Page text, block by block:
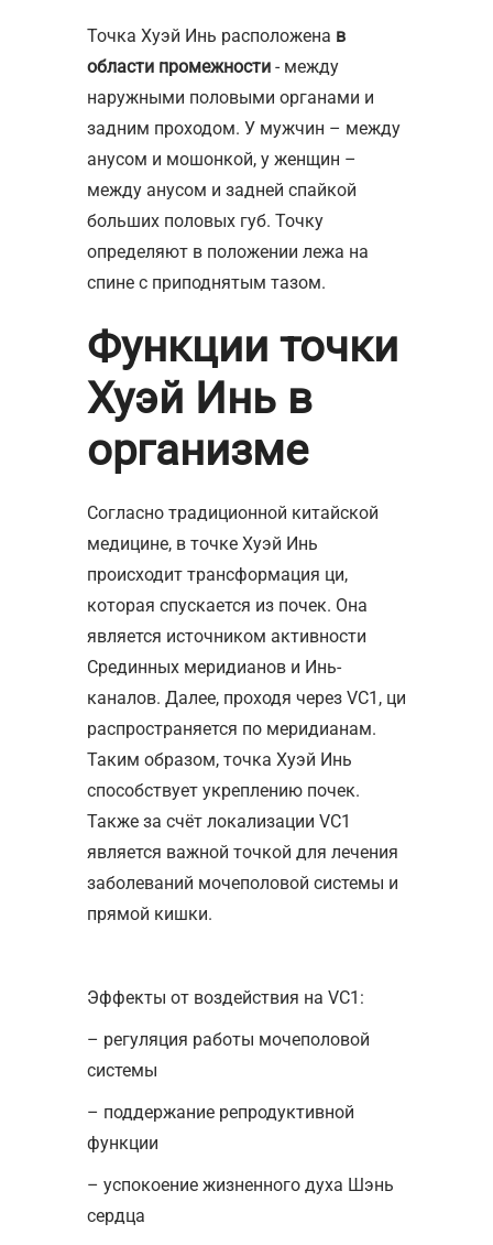
Точка Хуэй Инь расположена в
области промежности - между
наружными половыми органами и
задним проходом. У мужчин – между
анусом и мошонкой, у женщин –
между анусом и задней спайкой
больших половых губ. Точку
определяют в положении лежа на
спине с приподнятым тазом.
Функции точки
Хуэй Инь в
организме
Согласно традиционной китайской
медицине, в точке Хуэй Инь
происходит трансформация ци,
которая спускается из почек. Она
является источником активности
Срединных меридианов и Инь-
каналов. Далее, проходя через VC1, ци
распространяется по меридианам.
Таким образом, точка Хуэй Инь
способствует укреплению почек.
Также за счёт локализации VC1
является важной точкой для лечения
заболеваний мочеполовой системы и
прямой кишки.
Эффекты от воздействия на VC1:
– регуляция работы мочеполовой
системы
– поддержание репродуктивной
функции
– успокоение жизненного духа Шэнь
сердца